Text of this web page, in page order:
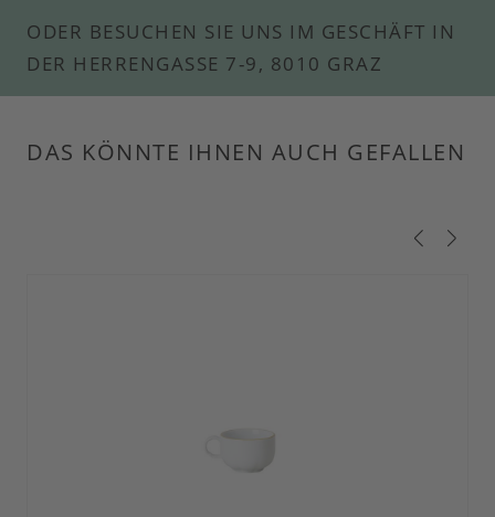
ODER BESUCHEN SIE UNS IM GESCHÄFT IN
DER HERRENGASSE 7-9, 8010 GRAZ
DAS KÖNNTE IHNEN AUCH GEFALLEN